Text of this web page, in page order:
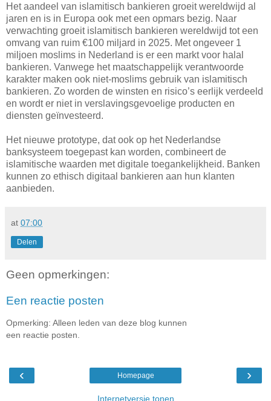
Het aandeel van islamitisch bankieren groeit wereldwijd al
jaren en is in Europa ook met een opmars bezig. Naar
verwachting groeit islamitisch bankieren wereldwijd tot een
omvang van ruim €100 miljard in 2025. Met ongeveer 1
miljoen moslims in Nederland is er een markt voor halal
bankieren. Vanwege het maatschappelijk verantwoorde
karakter maken ook niet-moslims gebruik van islamitisch
bankieren. Zo worden de winsten en risico’s eerlijk verdeeld
en wordt er niet in verslavingsgevoelige producten en
diensten geïnvesteerd.
Het nieuwe prototype, dat ook op het Nederlandse
banksysteem toegepast kan worden, combineert de
islamitische waarden met digitale toegankelijkheid. Banken
kunnen zo ethisch digitaal bankieren aan hun klanten
aanbieden.
at 07:00
Delen
Geen opmerkingen:
Een reactie posten
Opmerking: Alleen leden van deze blog kunnen
een reactie posten.
‹ ›
Homepage
Internetversie tonen